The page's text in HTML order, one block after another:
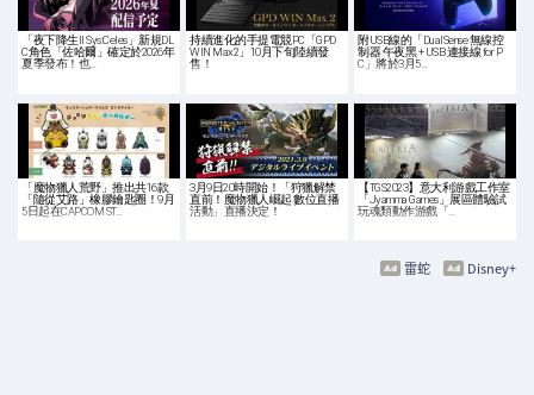
「夜下降生II Sys:Celes」新規DL
C角色「佐哈爾」確定於2026年
夏季發布！也…
持續進化的手提電競PC「GPD
WIN Max2」10月下旬陸續發
售！
附USB線的「DualSense 無線控
制器 午夜黑 + USB 連接線 for P
C」將於3月5…
「魔物獵人荒野」推出共16款
「隨從艾路」橡膠鑰匙圈！9月
5日起在CAPCOM ST…
3月9日20時開始！「狩獵解禁
直前！魔物獵人崛起 數位直播
活動」直播決定！
【TGS2023】意大利游戲工作室
「Jyamma Games」展區體驗試
玩魂類動作游戲「…
Disney+
雷蛇